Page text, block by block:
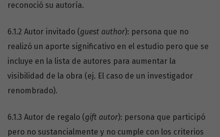
reconoció su autoría.
6.1.2 Autor invitado (guest author): persona que no
realizó un aporte significativo en el estudio pero que se
incluye en la lista de autores para aumentar la
visibilidad de la obra (ej. El caso de un investigador
renombrado).
6.1.3 Autor de regalo (gift autor): persona que participó
pero no sustancialmente y no cumple con los criterios